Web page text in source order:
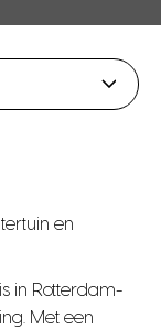
en
in Rotterdam-
Met een